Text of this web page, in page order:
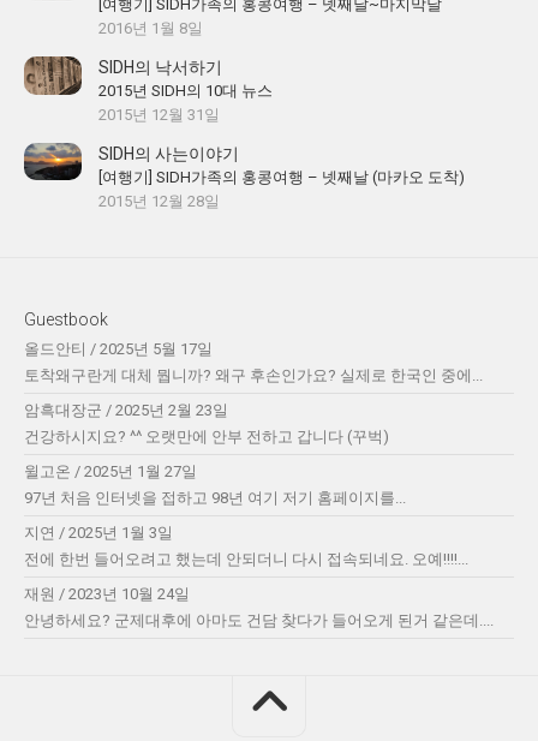
[여행기] SIDH가족의 홍콩여행 – 넷째날~마지막날
2016년 1월 8일
SIDH의 낙서하기
2015년 SIDH의 10대 뉴스
2015년 12월 31일
SIDH의 사는이야기
[여행기] SIDH가족의 홍콩여행 – 넷째날 (마카오 도착)
2015년 12월 28일
Guestbook
올드안티 / 2025년 5월 17일
토착왜구란게 대체 뭡니까? 왜구 후손인가요? 실제로 한국인 중에...
암흑대장군 / 2025년 2월 23일
건강하시지요? ^^ 오랫만에 안부 전하고 갑니다 (꾸벅)
윌고온 / 2025년 1월 27일
97년 처음 인터넷을 접하고 98년 여기 저기 홈페이지를...
지연 / 2025년 1월 3일
전에 한번 들어오려고 했는데 안되더니 다시 접속되네요. 오예!!!!...
재원 / 2023년 10월 24일
안녕하세요? 군제대후에 아마도 건담 찾다가 들어오게 된거 같은데....